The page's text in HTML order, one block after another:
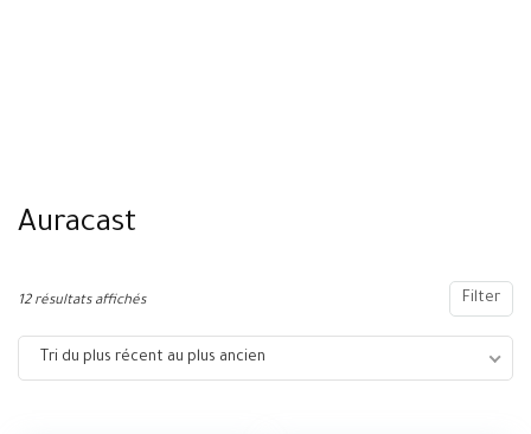
Auracast
Filter
12 résultats affichés
Tri du plus récent au plus ancien